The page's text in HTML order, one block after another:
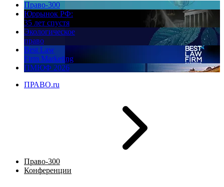
Право-300
Юррынок РФ:
35 лет спустя
Экологическое
право
Best Law
Firm Marketing
ПМЮФ 2026
ПРАВО.ru
Право-300
Конференции